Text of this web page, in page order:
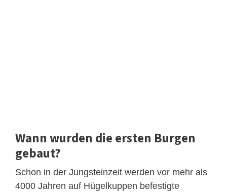
Wann wurden die ersten Burgen
gebaut?
Schon in der Jungsteinzeit werden vor mehr als
4000 Jahren auf Hügelkuppen befestigte